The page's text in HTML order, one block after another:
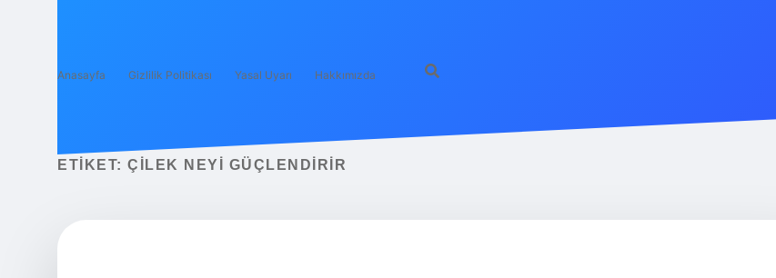
Anasayfa Gizlilik Politikası Yasal Uyarı Hakkımızda
ETIKET: ÇILEK NEYI GÜÇLENDIRIR